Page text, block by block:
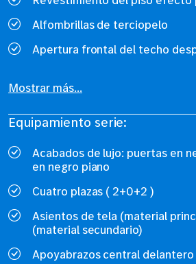
Equipamiento serie:
Acabados de lujo: puertas en
en negro piano
Cuatro plazas ( 2+0+2 )
Asientos de tela (material
(material secundario)
Apoyabrazos central delantero
Alfombrillas de terciopelo
Apertura frontal del techo
Mostrar más...